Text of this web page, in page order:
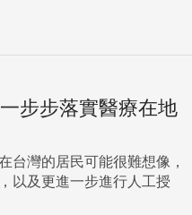
變成四個法人。一位老行庫
作俑者須追溯到常給前總統
淮南。基於即將加入ＷＴＯ
「民族意識」頗強又身為一
台灣能有一家主導政策的銀
台灣必須有一家市占率高達
早推動三行局合併案時，
步步落實醫療在地
台灣的居民可能很難想像，
以及更進一步進行人工授